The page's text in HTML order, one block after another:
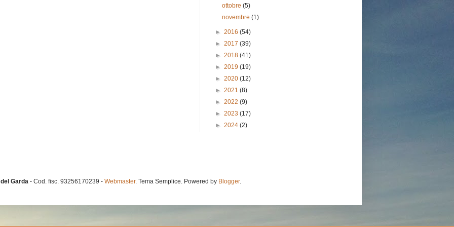
ottobre(5)
novembre(1)
► 2016 (54)
► 2017 (39)
► 2018 (41)
► 2019 (19)
► 2020 (12)
► 2021 (8)
► 2022 (9)
► 2023 (17)
► 2024 (2)
Garda - Cod. fisc. 93256170239 - Webmaster. Tema Semplice. Powered by Blogger.